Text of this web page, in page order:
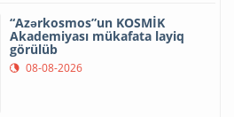
“Azərkosmos”un KOSMİK
Akademiyası mükafata layiq
görülüb
08-08-2026